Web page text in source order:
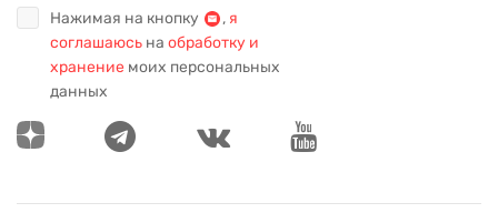
Нажимая на кнопку , я
соглашаюсь на обработку и
хранение моих персональных
данных